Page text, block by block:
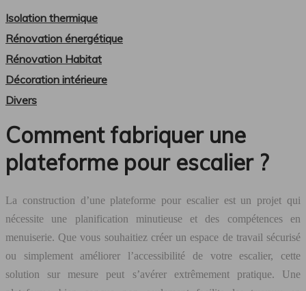
Isolation thermique
Rénovation énergétique
Rénovation Habitat
Décoration intérieure
Divers
Comment fabriquer une
plateforme pour escalier ?
La construction d’une plateforme pour escalier est un projet qui
nécessite une planification minutieuse et des compétences en
menuiserie. Que vous souhaitiez créer un espace de travail sécurisé
ou simplement améliorer l’accessibilité de votre escalier, cette
solution sur mesure peut s’avérer extrêmement pratique. Une